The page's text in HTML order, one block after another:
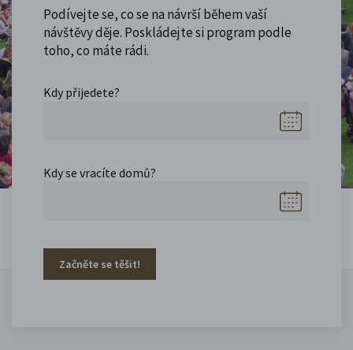
Podívejte se, co se na návrší během vaší
návštěvy děje. Poskládejte si program podle
toho, co máte rádi.
Kdy přijedete?
Kdy se vracíte domů?
Začněte se těšit!